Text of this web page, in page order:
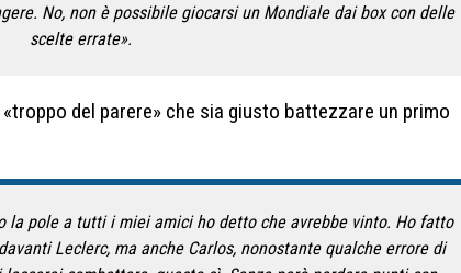
No, non è possibile giocarsi un Mondiale dai box con delle
scelte errate».
del parere» che sia giusto battezzare un primo
la pole a tutti i miei amici ho detto che avrebbe vinto. Ho fatto
Leclerc, ma anche Carlos, nonostante qualche errore di